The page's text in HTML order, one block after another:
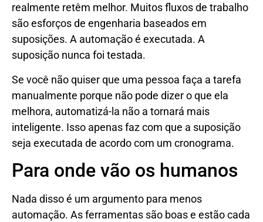
realmente retêm melhor. Muitos fluxos de trabalho
são esforços de engenharia baseados em
suposições. A automação é executada. A
suposição nunca foi testada.
Se você não quiser que uma pessoa faça a tarefa
manualmente porque não pode dizer o que ela
melhora, automatizá-la não a tornará mais
inteligente. Isso apenas faz com que a suposição
seja executada de acordo com um cronograma.
Para onde vão os humanos
Nada disso é um argumento para menos
automação. As ferramentas são boas e estão cada